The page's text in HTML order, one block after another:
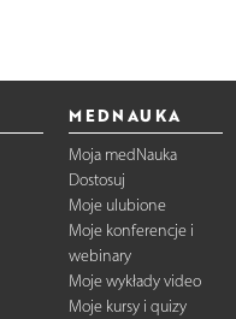
MEDNAUKA
Moja medNauka
Dostosuj
Moje ulubione
Moje konferencje i
webinary
Moje wykłady video
Moje kursy i quizy